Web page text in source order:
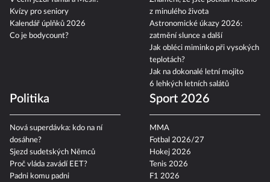
Kvízy pro seniory
Kalendář úplňků 2026
Co je bodycount?
z minulého života
Astronomické úkazy 2026:
zatmění slunce a další
Jak obléci miminko při vysokých
teplotách?
Jak na dokonalé letní mojito
6 lehkých letních salátů
Politika
Nová superdávka: kdo na ní
dosáhne?
Sjezd sudetských Němců
Proč vláda zavádí EET?
Padni komu padni
Sport 2026
MMA
Fotbal 2026/27
Hokej 2026
Tenis 2026
F1 2026